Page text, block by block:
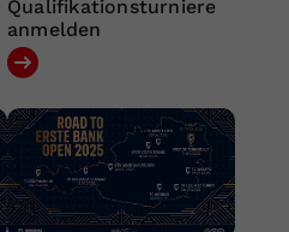
Qualifikationsturniere
anmelden